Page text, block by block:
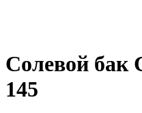
Солевой бак
145